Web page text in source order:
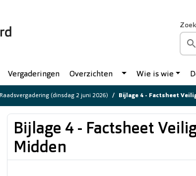
Vergaderingen Overzichten Wie is wie
Raadsvergadering (dinsdag 2 juni 2026) Bijlage 4 - Factsheet
Bijlage 4 - Factsheet
Midden